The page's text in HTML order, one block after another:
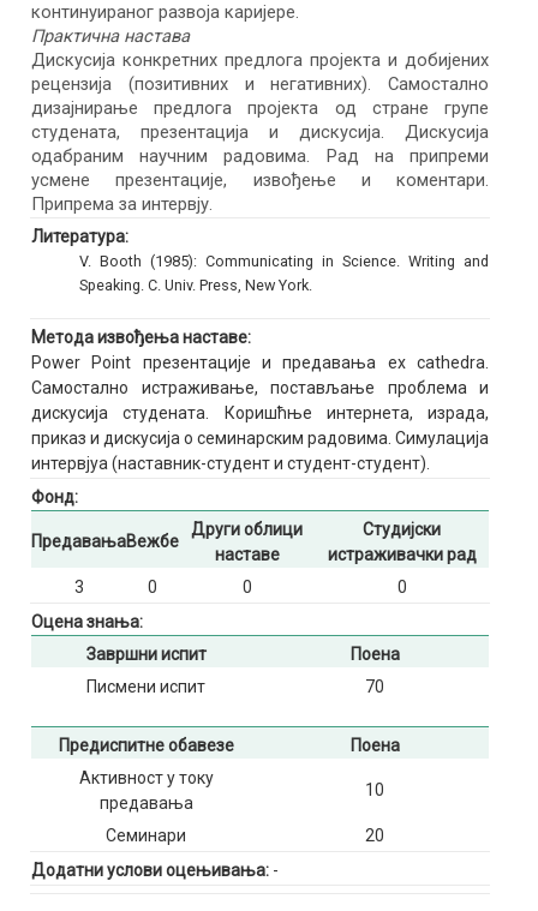
континуираног развоја каријере.
Практична настава
Дискусија конкретних предлога пројекта и добијених
рецензија (позитивних и негативних). Самостално
дизајнирање предлога пројекта од стране групе
студената, презентација и дискусија. Дискусија
одабраним научним радовима. Рад на припреми
усмене презентације, извођење и коментари.
Припрема за интервју.
Литература:
V. Booth (1985): Communicating in Science. Writing and
Speaking. C. Univ. Press, New York.
Метода извођења наставе:
Power Point презентације и предавања еx cathedra.
Самостално истраживање, постављање проблема и
дискусија студената. Коришћње интернета, израда,
приказ и дискусија о семинарским радовима. Симулација
интервјуа (наставник-студент и студент-студент).
Фонд:
ПредавањаВежбе
Други облици
наставе
Студијски
истраживачки рад
3
0 0
0
Оцена знања:
Завршни испит
Поена
Писмени испит
70
Предиспитне обавезе
Поена
Активност у току
предавања
10
Семинари
20
Додатни услови оцењивања: -